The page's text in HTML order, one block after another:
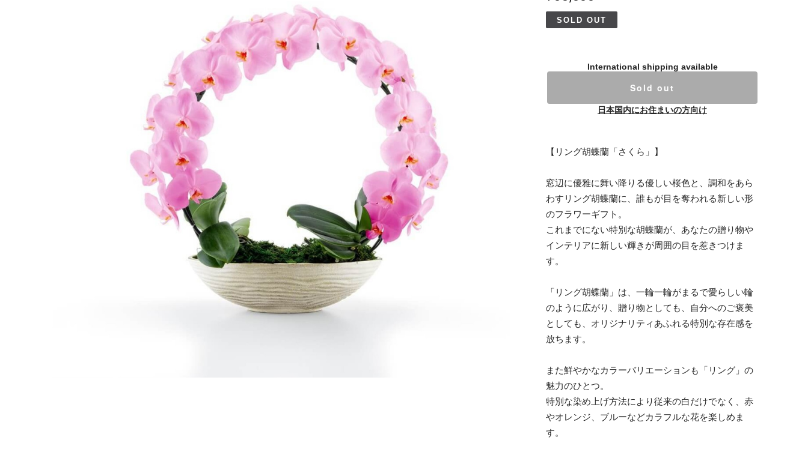
SOLD OUT
International shipping available
Sold out
日本国内にお住まいの方向け
【リング胡蝶蘭「さくら」】
窓辺に優雅に舞い降りる優しい桜色と、調和をあら
わすリング胡蝶蘭に、誰もが目を奪われる新しい形
のフラワーギフト。
これまでにない特別な胡蝶蘭が、あなたの贈り物や
インテリアに新しい輝きが周囲の目を惹きつけま
す。
「リング胡蝶蘭」は、一輪一輪がまるで愛らしい輪
のように広がり、贈り物としても、自分へのご褒美
としても、オリジナリティあふれる特別な存在感を
放ちます。
また鮮やかなカラーバリエーションも「リング」の
魅力のひとつ。
特別な染め上げ方法により従来の白だけでなく、赤
やオレンジ、ブルーなどカラフルな花を楽しめま
す。